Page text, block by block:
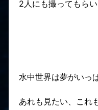
2人にも撮ってもらい
水中世界は夢がいっ
あれも見たい、これ